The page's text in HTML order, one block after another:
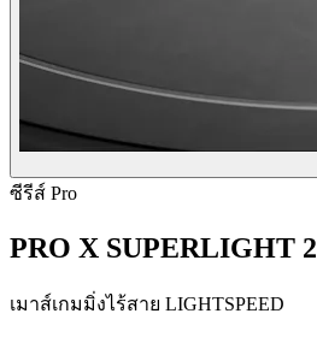
ซีรีส์ Pro
PRO X SUPERLIGHT 2
เมาส์เกมมิ่งไร้สาย LIGHTSPEED